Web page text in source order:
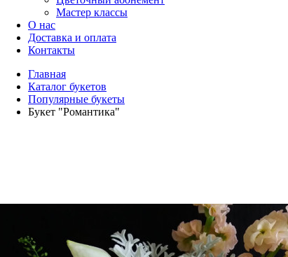
Мастер классы
О нас
Доставка и оплата
Контакты
Главная
Каталог букетов
Популярные букеты
Букет "Романтика"